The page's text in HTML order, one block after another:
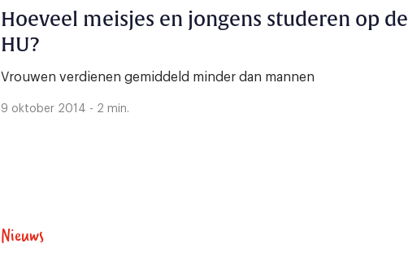
Hoeveel meisjes en jongens studeren op de
HU?
Vrouwen verdienen gemiddeld minder dan mannen
9 oktober 2014 - 2 min.
Nieuws